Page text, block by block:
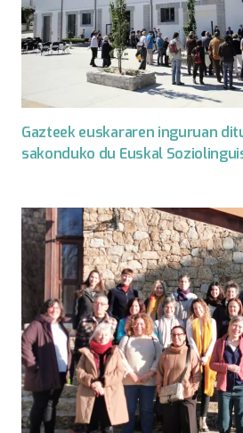
Gazteek euskararen inguruan
sakonduko du Euskal